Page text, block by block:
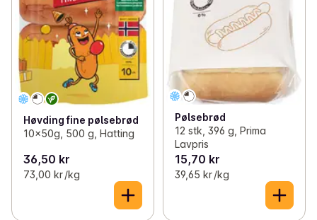
Høvding fine pølsebrød
10x50g, 500 g, Hatting
36,50 kr
73,00 kr /kg
Pølsebrød
12 stk, 396 g, Prima
Lavpris
15,70 kr
39,65 kr /kg